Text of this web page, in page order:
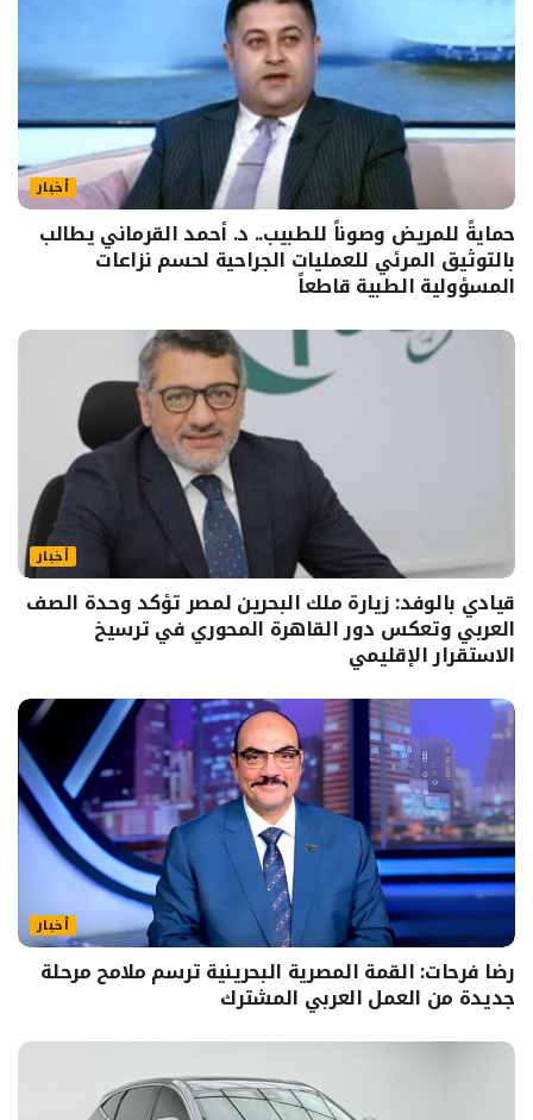
أخبار
حمايةً للمريض وصوناً للطبيب.. د. أحمد القرماني يطالب
بالتوثيق المرئي للعمليات الجراحية لحسم نزاعات
المسؤولية الطبية قاطعاً
أخبار
قيادي بالوفد: زيارة ملك البحرين لمصر تؤكد وحدة الصف
العربي وتعكس دور القاهرة المحوري في ترسيخ
الاستقرار الإقليمي
أخبار
رضا فرحات: القمة المصرية البحرينية ترسم ملامح مرحلة
جديدة من العمل العربي المشترك